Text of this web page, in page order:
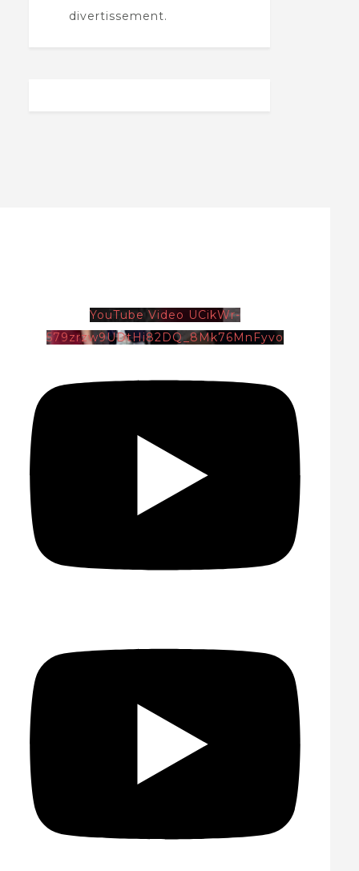
divertissement.
YouTube Video UCikWr-
579zrzw9UDtHi82DQ_8Mk76MnFyvo